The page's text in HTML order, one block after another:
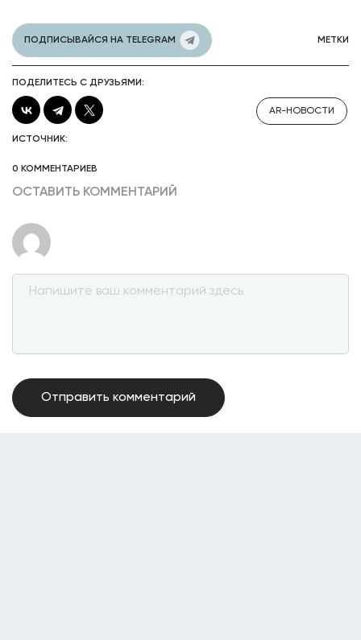
ПОДПИСЫВАЙСЯ НА TELEGRAM МЕТКИ
ПОДЕЛИТЕСЬ С ДРУЗЬЯМИ:
AR-НОВОСТИ
ИСТОЧНИК:
0 КОММЕНТАРИЕВ
ОСТАВИТЬ КОММЕНТАРИЙ